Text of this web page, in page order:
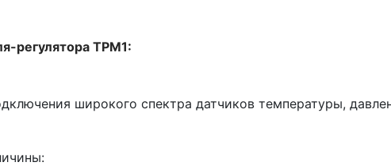
регулятора ТРМ1:
широкого спектра датчиков температуры,